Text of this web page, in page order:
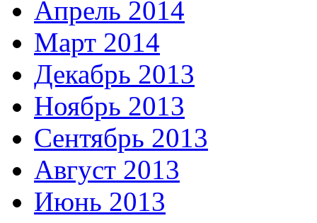
Апрель 2014
Март 2014
Декабрь 2013
Ноябрь 2013
Сентябрь 2013
Август 2013
Июнь 2013